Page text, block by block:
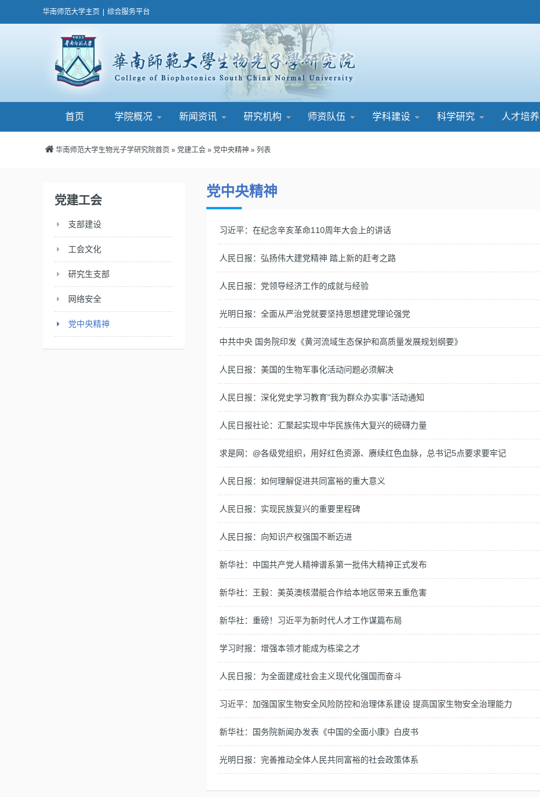
华南师范大学主页 综合服务平台
首页 学院概况 新闻资讯 研究机构 师资队伍 学科建设 科学研究 人才培养
华南师范大学生物光子学研究院首页 »党建工会 »党中央精神 » 列表
党建工会
支部建设
工会文化
研究生支部
网络安全
党中央精神
党中央精神
习近平：在纪念辛亥革命110周年大会上的讲话
人民日报：弘扬伟大建党精神 踏上新的赶考之路
人民日报：党领导经济工作的成就与经验
光明日报：全面从严治党就要坚持思想建党理论强党
中共中央 国务院印发《黄河流域生态保护和高质量发展规划纲要》
人民日报：美国的生物军事化活动问题必须解决
人民日报：深化党史学习教育"我为群众办实事"活动通知
人民日报社论：汇聚起实现中华民族伟大复兴的磅礴力量
求是网：@各级党组织，用好红色资源、赓续红色血脉，总书记5点要求要牢记
人民日报：如何理解促进共同富裕的重大意义
人民日报：实现民族复兴的重要里程碑
人民日报：向知识产权强国不断迈进
新华社：中国共产党人精神谱系第一批伟大精神正式发布
新华社：王毅：美英澳核潜艇合作给本地区带来五重危害
新华社：重磅！习近平为新时代人才工作谋篇布局
学习时报：增强本领才能成为栋梁之才
人民日报：为全面建成社会主义现代化强国而奋斗
习近平：加强国家生物安全风险防控和治理体系建设 提高国家生物安全治理能力
新华社：国务院新闻办发表《中国的全面小康》白皮书
光明日报：完善推动全体人民共同富裕的社会政策体系